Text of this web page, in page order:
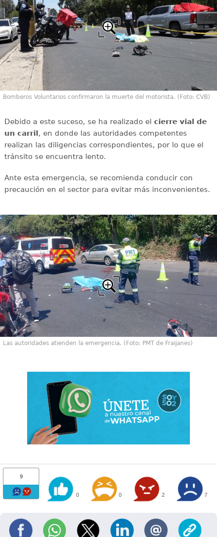
Bomberos Voluntarios confirmaron la muerte del motorista. (Foto: CVB)
Debido a este suceso, se ha realizado el cierre vial de
un carril, en donde las autoridades competentes
realizan las diligencias correspondientes, por lo que el
tránsito se encuentra lento.
Ante esta emergencia, se recomienda conducir con
precaución en el sector para evitar más inconvenientes.
Las autoridades atienden la emergencia. (Foto: PMT de Fraijanes)
9
0 0 2 7